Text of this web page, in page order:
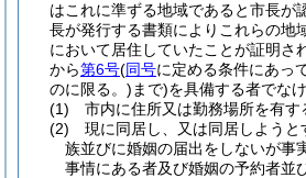
はこれに準ずる地域であると市長が
長が発行する書類によりこれらの地
において居住していたことが証明さ
から第6号(同号に定める条件にあっ
のに限る。) まで)を具備する者でな
(1)
市内に住所又は勤務場所を有す
(2)
現に同居し、又は同居しようと
族並びに婚姻の届出をしないが事
事情にある者及び婚姻の予約者並